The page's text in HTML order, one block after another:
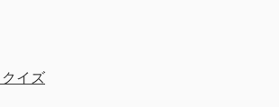
イズ